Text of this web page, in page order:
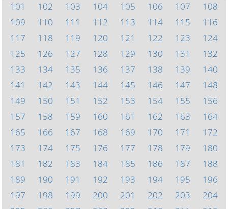
101
102 103 104 105 106 107
108
109
110 111 112 113 114 115
116
117
118 119 120 121 122 123
124
125
126 127 128 129 130 131
132
133
134 135 136 137 138 139
140
141
142 143 144 145 146 147
148
149
150 151 152 153 154 155
156
157
158 159 160 161 162 163
164
165
166 167 168 169 170 171
172
173
174 175 176 177 178 179
180
181
182 183 184 185 186 187
188
189
190 191 192 193 194 195
196
197
198 199 200 201 202 203
204